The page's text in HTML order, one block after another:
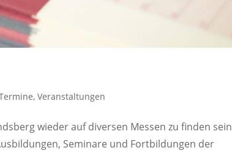
,Veranstaltungen
wieder auf diversen Messen zu finden sein
Seminare und Fortbildungen der